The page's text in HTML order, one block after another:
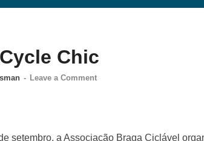
Chic
- Leave a Comment
setembro, a Associação Braga Ciclável